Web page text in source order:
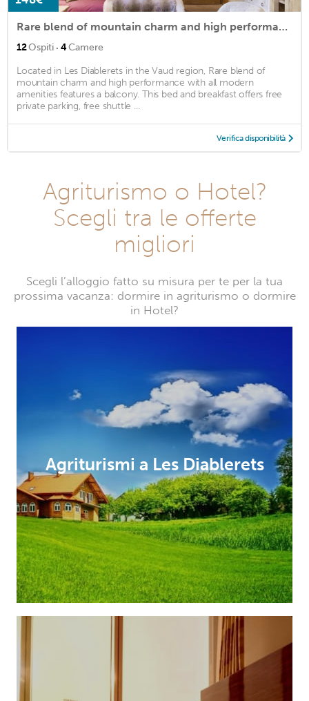
Rare blend of mountain charm and high performance with all modern amenities
12Ospiti · 4Camere
Located in Les Diablerets in the Vaud region, Rare blend of
mountain charm and high performance with all modern
amenities features a balcony. This bed and breakfast offers free
private parking, free shuttle ...
Verifica disponibilità
Agriturismo o Hotel?
Scegli tra le offerte
migliori
Scegli l’alloggio fatto su misura per te per la tua
prossima vacanza: dormire in agriturismo o dormire
in Hotel?
Agriturismi a Les Diablerets